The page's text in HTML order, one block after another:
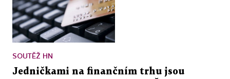
SOUTĚŽ HN
Jedničkami na finančním trhu jsou